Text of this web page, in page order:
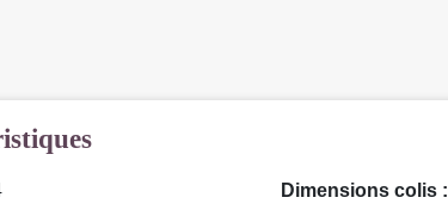
Dimensions colis :